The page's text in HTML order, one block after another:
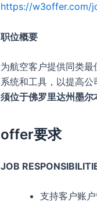
https://w3offer.com/
职位概要
为航空客户提供同类
系统和工具，以提高
须位于佛罗里达州墨尔
offer要求
JOB
支持客户账